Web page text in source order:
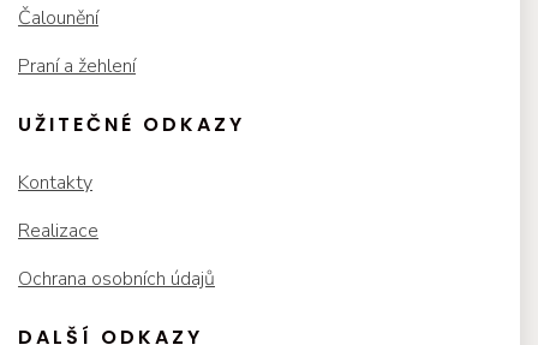
Čalounění
Praní a žehlení
UŽITEČNÉ ODKAZY
Kontakty
Realizace
Ochrana osobních údajů
DALŠÍ ODKAZY